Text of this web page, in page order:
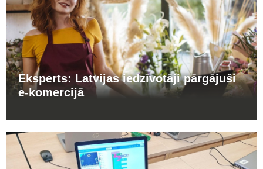
Eksperts: Latvijas iedzīvotāji pārgājuši
e-komercijā